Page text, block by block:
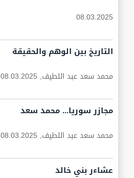
08.03.2025
التاريخ بين الوهم والحقيقة
محمد سعد عبد اللطيف, 08.03.2025
مجازر سوريا... محمد سعد
محمد سعد عبد اللطيف, 08.03.2025
عشاءر بني خالد